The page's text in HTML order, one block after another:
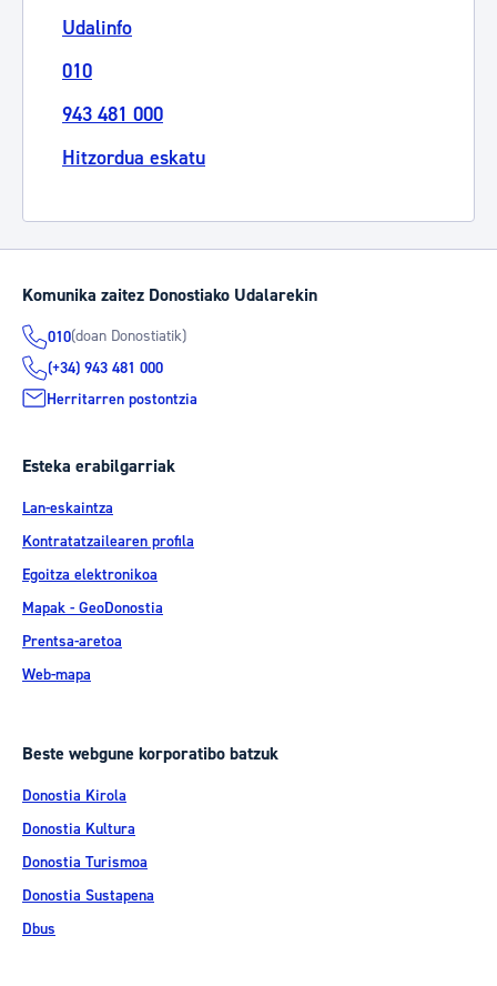
Udalinfo
010
943 481 000
Hitzordua eskatu
Komunika zaitez Donostiako Udalarekin
010(doan Donostiatik)
(+34) 943 481 000
Herritarren postontzia
Esteka erabilgarriak
Lan-eskaintza
Kontratatzailearen profila
Egoitza elektronikoa
Mapak - GeoDonostia
Prentsa-aretoa
Web-mapa
Beste webgune korporatibo batzuk
Donostia Kirola
Donostia Kultura
Donostia Turismoa
Donostia Sustapena
Dbus